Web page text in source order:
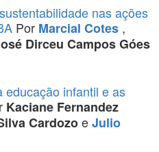
nas ações
Por Marcial Cotes ,
Dirceu Campos Góes
educação infantil e as
Kaciane Fernandez
CardozoeJulio